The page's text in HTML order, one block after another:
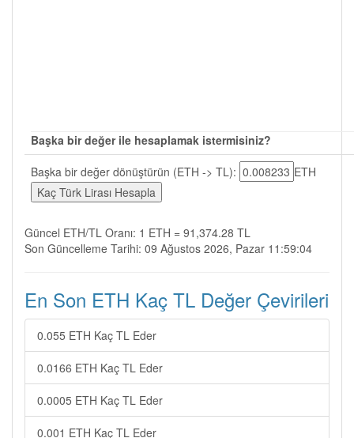
Başka bir değer ile hesaplamak istermisiniz?
Başka bir değer dönüştürün (ETH -> TL):
ETH
Güncel ETH/TL Oranı: 1 ETH = 91,374.28 TL
Son Güncelleme Tarihi: 09 Ağustos 2026, Pazar 11:59:04
En Son ETH Kaç TL Değer Çevirileri
0.055 ETH Kaç TL Eder
0.0166 ETH Kaç TL Eder
0.0005 ETH Kaç TL Eder
0.001 ETH Kaç TL Eder